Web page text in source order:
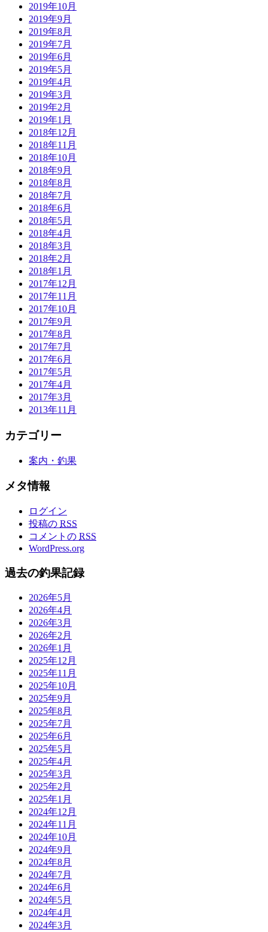
2019年10月
2019年9月
2019年8月
2019年7月
2019年6月
2019年5月
2019年4月
2019年3月
2019年2月
2019年1月
2018年12月
2018年11月
2018年10月
2018年9月
2018年8月
2018年7月
2018年6月
2018年5月
2018年4月
2018年3月
2018年2月
2018年1月
2017年12月
2017年11月
2017年10月
2017年9月
2017年8月
2017年7月
2017年6月
2017年5月
2017年4月
2017年3月
2013年11月
カテゴリー
案内・釣果
メタ情報
ログイン
投稿の RSS
コメントの RSS
WordPress.org
過去の釣果記録
2026年5月
2026年4月
2026年3月
2026年2月
2026年1月
2025年12月
2025年11月
2025年10月
2025年9月
2025年8月
2025年7月
2025年6月
2025年5月
2025年4月
2025年3月
2025年2月
2025年1月
2024年12月
2024年11月
2024年10月
2024年9月
2024年8月
2024年7月
2024年6月
2024年5月
2024年4月
2024年3月